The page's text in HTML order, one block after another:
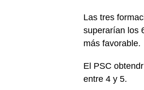
Las tres
superarían los
más favorable.
El PSC
entre 4 y 5.